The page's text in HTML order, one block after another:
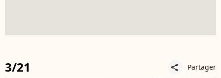
3/21 share Partager